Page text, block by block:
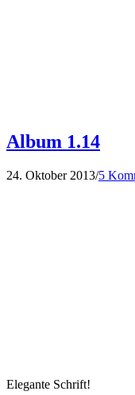
Album 1.14
24. Oktober 2013/5
Elegante Schrift!